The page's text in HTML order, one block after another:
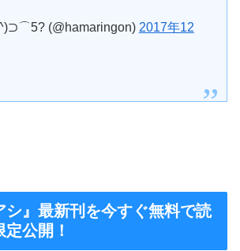
(@hamaringon) 2017年12
シ』最新刊を今すぐ無料で読
公開！